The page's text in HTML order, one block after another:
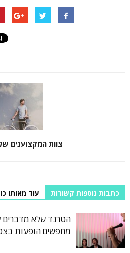
צוות המקצוענים
כתבות נוספות קשורות עוד מאותו
הטרנד שלא מדברים
מחפשים הופעות